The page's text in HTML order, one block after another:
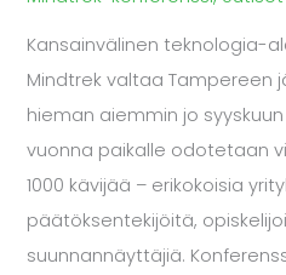
Kansainvälinen teknologia-
Mindtrek valtaa Tampereen
hieman aiemmin jo syyskuun
vuonna paikalle odotetaan
1000 kävijää – erikokoisia
päätöksentekijöitä,
suunnannäyttäjiä.